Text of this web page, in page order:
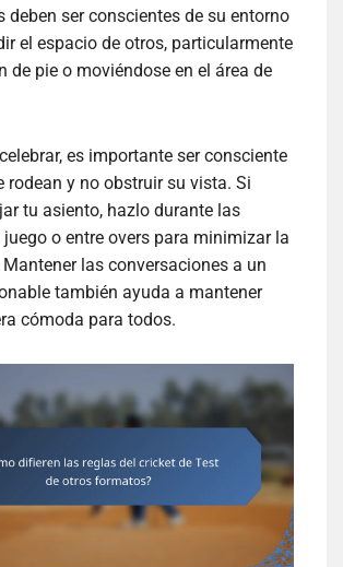
deben ser conscientes de su entorno
el espacio de otros, particularmente
de pie o moviéndose en el área de
es importante ser consciente
rodean y no obstruir su vista. Si
tu asiento, hazlo durante las
juego o entre overs para minimizar la
las conversaciones a un
también ayuda a mantener
cómoda para todos.